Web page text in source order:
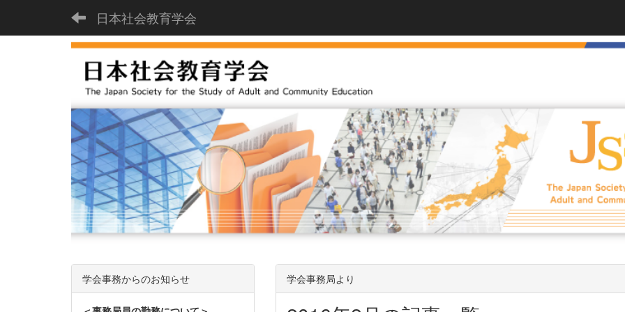
日本社会教育学会
学会事務局より
学会事務からのお知らせ